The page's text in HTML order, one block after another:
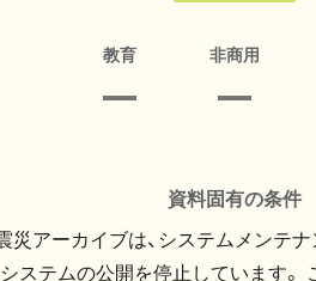
教育 非商用
資料固有の条件
災アーカイブは、システムメンテ
ステムの公開を停止しています。